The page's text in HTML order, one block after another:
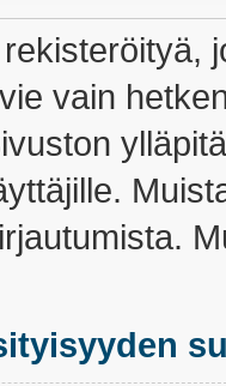
vain